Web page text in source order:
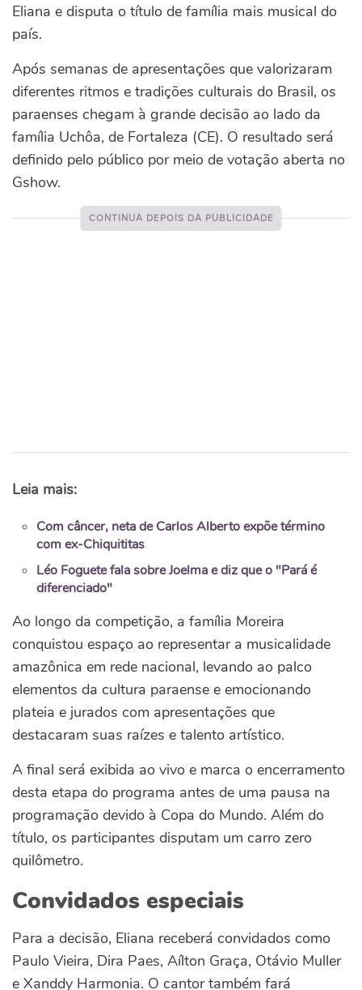
Eliana e disputa o título de família mais musical do
país.
Após semanas de apresentações que valorizaram
diferentes ritmos e tradições culturais do Brasil, os
paraenses chegam à grande decisão ao lado da
família Uchôa, de Fortaleza (CE). O resultado será
definido pelo público por meio de votação aberta no
Gshow.
Leia mais:
Com câncer, neta de Carlos Alberto expõe término
com ex-Chiquititas
Léo Foguete fala sobre Joelma e diz que o "Pará é
diferenciado"
Ao longo da competição, a família Moreira
conquistou espaço ao representar a musicalidade
amazônica em rede nacional, levando ao palco
elementos da cultura paraense e emocionando
plateia e jurados com apresentações que
destacaram suas raízes e talento artístico.
A final será exibida ao vivo e marca o encerramento
desta etapa do programa antes de uma pausa na
programação devido à Copa do Mundo. Além do
título, os participantes disputam um carro zero
quilômetro.
Convidados especiais
Para a decisão, Eliana receberá convidados como
Paulo Vieira, Dira Paes, Aílton Graça, Otávio Muller
e Xanddy Harmonia. O cantor também fará